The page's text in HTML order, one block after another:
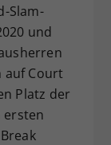
Slam-
und
auf Court
Platz der
ersten